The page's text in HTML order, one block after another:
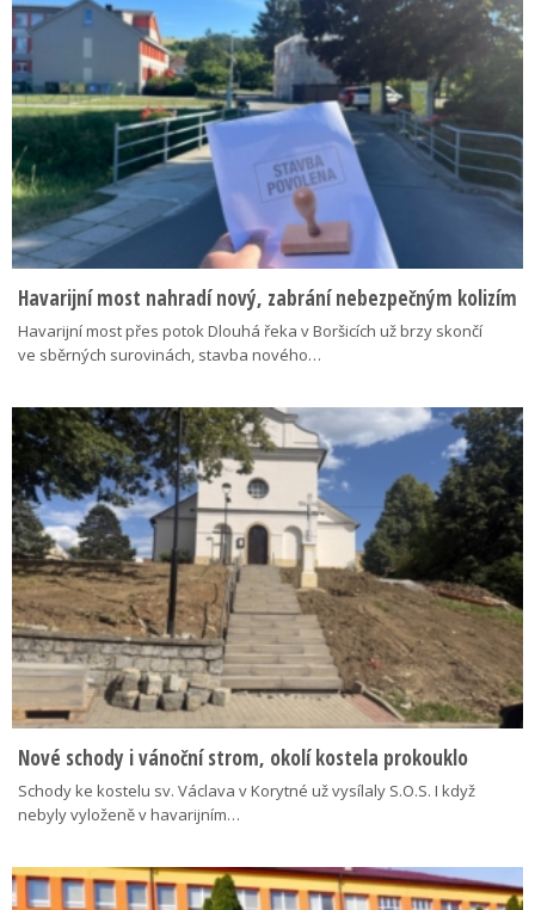
Havarijní most nahradí nový, zabrání nebezpečným kolizím
Havarijní most přes potok Dlouhá řeka v Boršicích už brzy skončí
ve sběrných surovinách, stavba nového…
Nové schody i vánoční strom, okolí kostela prokouklo
Schody ke kostelu sv. Václava v Korytné už vysílaly S.O.S. I když
nebyly vyloženě v havarijním…